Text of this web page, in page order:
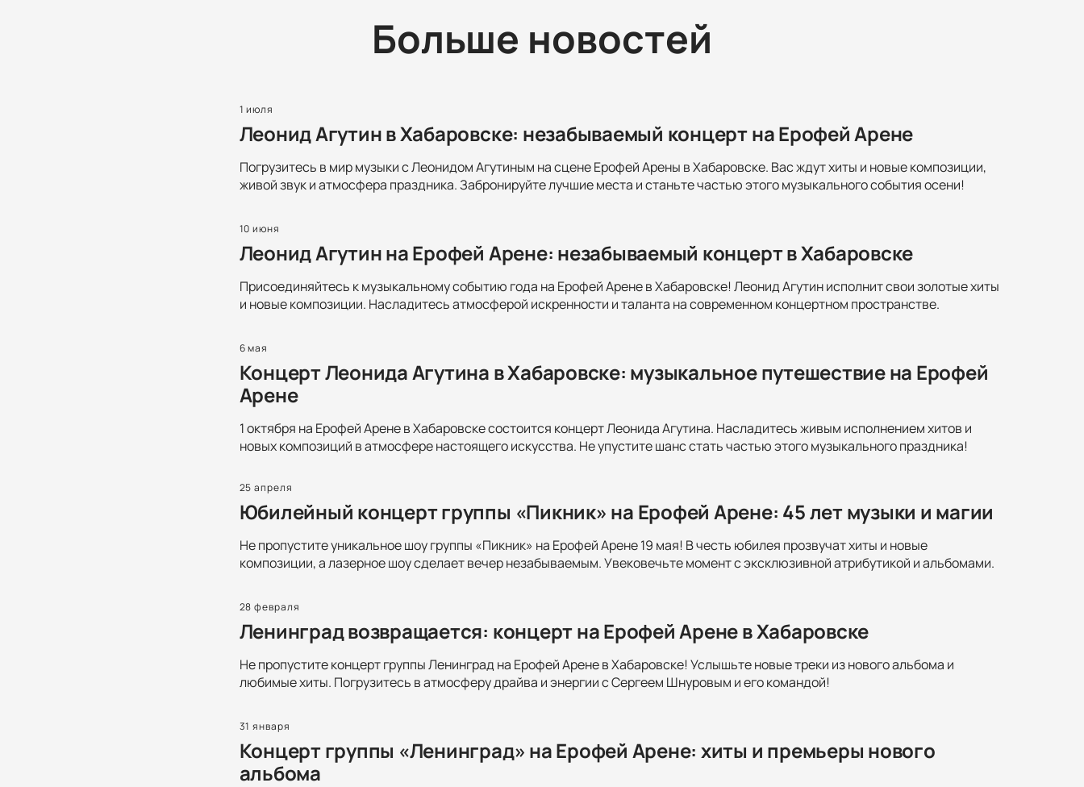
Больше новостей
1 июля
Леонид Агутин в Хабаровске: незабываемый концерт на Ерофей Арене
Погрузитесь в мир музыки с Леонидом Агутиным на сцене Ерофей Арены в Хабаровске. Вас ждут хиты и новые композиции,
живой звук и атмосфера праздника. Забронируйте лучшие места и станьте частью этого музыкального события осени!
10 июня
Леонид Агутин на Ерофей Арене: незабываемый концерт в Хабаровске
Присоединяйтесь к музыкальному событию года на Ерофей Арене в Хабаровске! Леонид Агутин исполнит свои золотые хиты
и новые композиции. Насладитесь атмосферой искренности и таланта на современном концертном пространстве.
6 мая
Концерт Леонида Агутина в Хабаровске: музыкальное путешествие на Ерофей
Арене
1 октября на Ерофей Арене в Хабаровске состоится концерт Леонида Агутина. Насладитесь живым исполнением хитов и
новых композиций в атмосфере настоящего искусства. Не упустите шанс стать частью этого музыкального праздника!
25 апреля
Юбилейный концерт группы «Пикник» на Ерофей Арене: 45 лет музыки и магии
Не пропустите уникальное шоу группы «Пикник» на Ерофей Арене 19 мая! В честь юбилея прозвучат хиты и новые
композиции, а лазерное шоу сделает вечер незабываемым. Увековечьте момент с эксклюзивной атрибутикой и альбомами.
28 февраля
Ленинград возвращается: концерт на Ерофей Арене в Хабаровске
Не пропустите концерт группы Ленинград на Ерофей Арене в Хабаровске! Услышьте новые треки из нового альбома и
любимые хиты. Погрузитесь в атмосферу драйва и энергии с Сергеем Шнуровым и его командой!
31 января
Концерт группы «Ленинград» на Ерофей Арене: хиты и премьеры нового
альбома